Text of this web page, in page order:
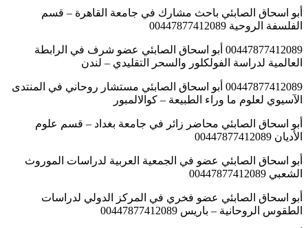
أبو اسحاق الصابئي باحث مشارك في جامعة القاهرة – قسم
الفلسفة الروحية 00447877412089
00447877412089 أبو اسحاق الصابئي عضو شرف في الرابطة
العالمية لدراسة الفولكلور والسحر التقليدي – لندن
00447877412089 أبو اسحاق الصابئي مستشار روحاني في المنتدى
الآسيوي لعلوم ما وراء الطبيعة – كوالالمبور
أبو اسحاق الصابئي محاضر زائر في جامعة بغداد – قسم علوم
الأديان 00447877412089
أبو اسحاق الصابئي عضو في الجمعية العربية لدراسات الموروث
الشعبي 00447877412089
أبو اسحاق الصابئي عضو فخري في المركز الدولي لدراسات
الطقوس الروحانية – باريس 00447877412089